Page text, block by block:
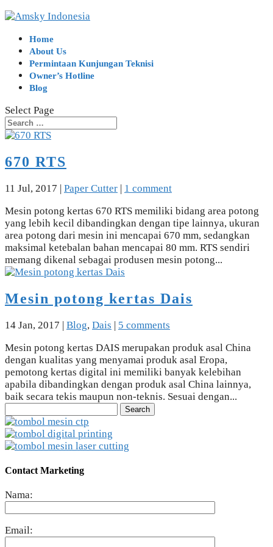
Home
About Us
Permintaan Kunjungan Teknisi
Owner’s Hotline
Blog
Select Page
670 RTS
11 Jul, 2017 | Paper Cutter | 1 comment
Mesin potong kertas 670 RTS memiliki bidang area potong
yang lebih kecil dibandingkan dengan tipe lainnya, ukuran
area potong dari mesin ini mencapai 670 mm, sedangkan
maksimal ketebalan bahan mencapai 80 mm. RTS sendiri
memang dikenal sebagai produsen mesin potong...
Mesin potong kertas Dais
14 Jan, 2017 | Blog, Dais | 5 comments
Mesin potong kertas DAIS merupakan produk asal China
dengan kualitas yang menyamai produk asal Eropa,
pemotong kertas digital ini memiliki banyak kelebihan
apabila dibandingkan dengan produk asal China lainnya,
baik secara tekis maupun non-teknis. Sesuai dengan...
for:
Contact Marketing
Nama:
Email: